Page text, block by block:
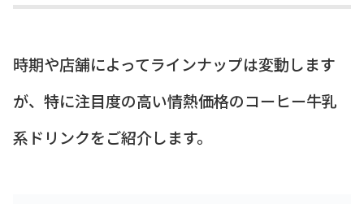
時期や店舗によってラインナップは変動します
が、特に注目度の高い情熱価格のコーヒー牛乳
系ドリンクをご紹介します。